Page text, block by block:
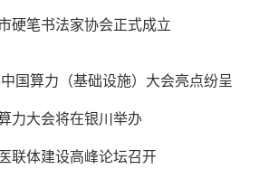
硬笔书法家协会正式成立
国算力（基础设施）大会亮点纷呈
力大会将在银川举办
联体建设高峰论坛召开